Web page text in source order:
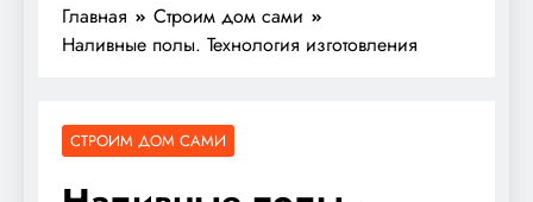
Главная
Строим дом сами
Наливные полы. Технология изготовления
СТРОИМ ДОМ САМИ